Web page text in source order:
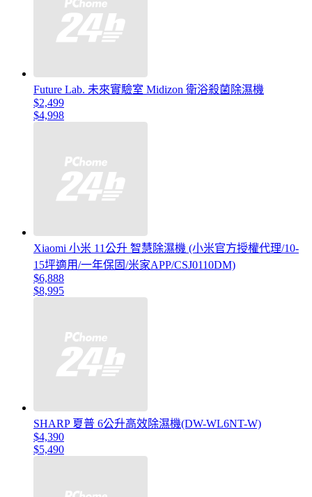
Future Lab. 未來實驗室 Midizon 衛浴殺菌除濕機
$2,499
$4,998
Xiaomi 小米 11公升 智慧除濕機 (小米官方授權代理/10-
15坪適用/一年保固/米家APP/CSJ0110DM)
$6,888
$8,995
SHARP 夏普 6公升高效除濕機(DW-WL6NT-W)
$4,390
$5,490